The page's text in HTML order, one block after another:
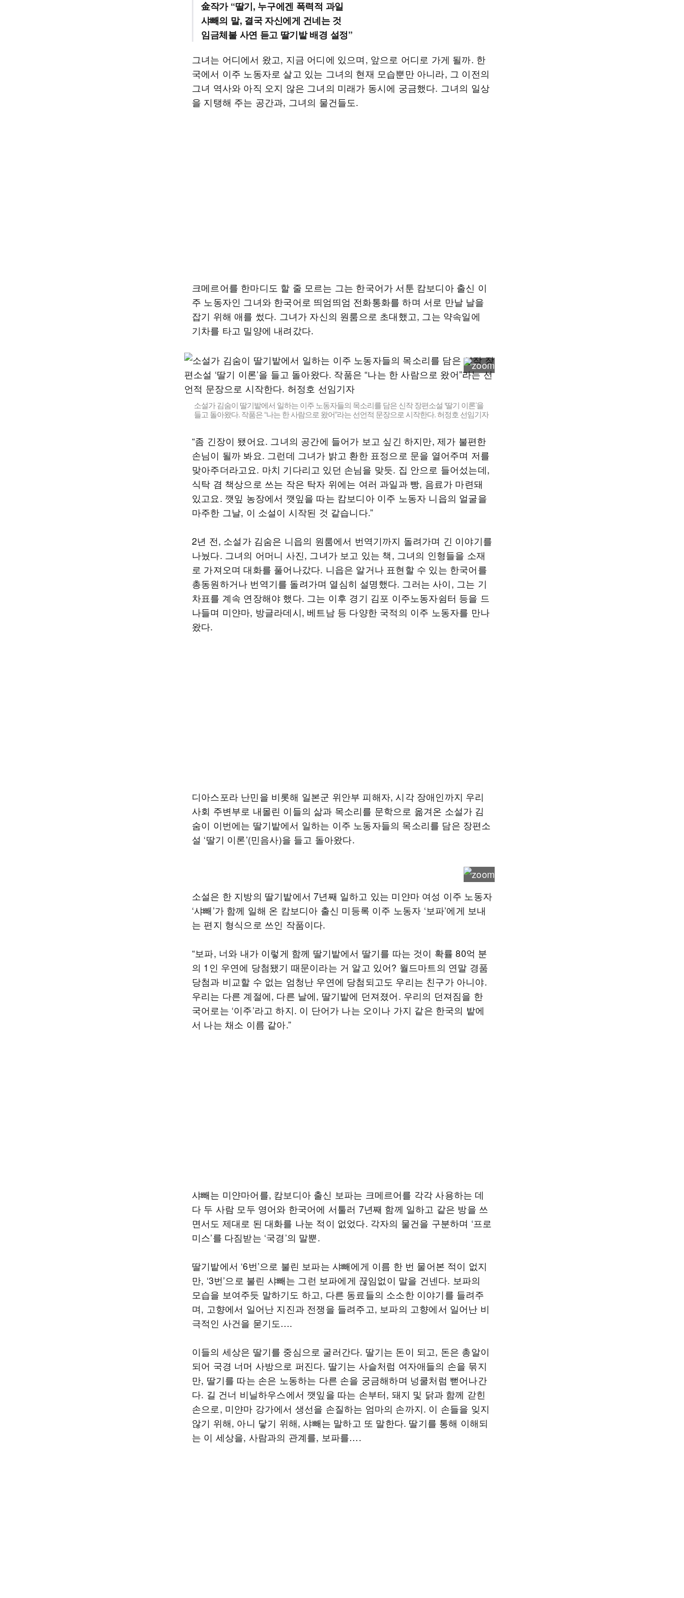
金작가 “딸기, 누구에겐 폭력적 과일
샤빼의 말, 결국 자신에게 건네는 것
임금체불 사연 듣고 딸기밭 배경 설정”
그녀는 어디에서 왔고, 지금 어디에 있으며, 앞으로 어디로 가게 될까. 한
국에서 이주 노동자로 살고 있는 그녀의 현재 모습뿐만 아니라, 그 이전의
그녀 역사와 아직 오지 않은 그녀의 미래가 동시에 궁금했다. 그녀의 일상
을 지탱해 주는 공간과, 그녀의 물건들도.
크메르어를 한마디도 할 줄 모르는 그는 한국어가 서툰 캄보디아 출신 이
주 노동자인 그녀와 한국어로 띄엄띄엄 전화통화를 하며 서로 만날 날을
잡기 위해 애를 썼다. 그녀가 자신의 원룸으로 초대했고, 그는 약속일에
기차를 타고 밀양에 내려갔다.
소설가 김숨이 딸기밭에서 일하는 이주 노동자들의 목소리를 담은 신작 장편소설 ‘딸기 이론’을
들고 돌아왔다. 작품은 “나는 한 사람으로 왔어”라는 선언적 문장으로 시작한다. 허정호 선임기자
“좀 긴장이 됐어요. 그녀의 공간에 들어가 보고 싶긴 하지만, 제가 불편한
손님이 될까 봐요. 그런데 그녀가 밝고 환한 표정으로 문을 열어주며 저를
맞아주더라고요. 마치 기다리고 있던 손님을 맞듯. 집 안으로 들어섰는데,
식탁 겸 책상으로 쓰는 작은 탁자 위에는 여러 과일과 빵, 음료가 마련돼
있고요. 깻잎 농장에서 깻잎을 따는 캄보디아 이주 노동자 니읍의 얼굴을
마주한 그날, 이 소설이 시작된 것 같습니다.”
2년 전, 소설가 김숨은 니읍의 원룸에서 번역기까지 돌려가며 긴 이야기를
나눴다. 그녀의 어머니 사진, 그녀가 보고 있는 책, 그녀의 인형들을 소재
로 가져오며 대화를 풀어나갔다. 니읍은 알거나 표현할 수 있는 한국어를
총동원하거나 번역기를 돌려가며 열심히 설명했다. 그러는 사이, 그는 기
차표를 계속 연장해야 했다. 그는 이후 경기 김포 이주노동자쉼터 등을 드
나들며 미얀마, 방글라데시, 베트남 등 다양한 국적의 이주 노동자를 만나
왔다.
디아스포라 난민을 비롯해 일본군 위안부 피해자, 시각 장애인까지 우리
사회 주변부로 내몰린 이들의 삶과 목소리를 문학으로 옮겨온 소설가 김
숨이 이번에는 딸기밭에서 일하는 이주 노동자들의 목소리를 담은 장편소
설 ‘딸기 이론’(민음사)을 들고 돌아왔다.
소설은 한 지방의 딸기밭에서 7년째 일하고 있는 미얀마 여성 이주 노동자
‘샤빼’가 함께 일해 온 캄보디아 출신 미등록 이주 노동자 ‘보파’에게 보내
는 편지 형식으로 쓰인 작품이다.
“보파, 너와 내가 이렇게 함께 딸기밭에서 딸기를 따는 것이 확률 80억 분
의 1인 우연에 당첨됐기 때문이라는 거 알고 있어? 월드마트의 연말 경품
당첨과 비교할 수 없는 엄청난 우연에 당첨되고도 우리는 친구가 아니야.
우리는 다른 계절에, 다른 날에, 딸기밭에 던져졌어. 우리의 던져짐을 한
국어로는 ‘이주’라고 하지. 이 단어가 나는 오이나 가지 같은 한국의 밭에
서 나는 채소 이름 같아.”
샤빼는 미얀마어를, 캄보디아 출신 보파는 크메르어를 각각 사용하는 데
다 두 사람 모두 영어와 한국어에 서툴러 7년째 함께 일하고 같은 방을 쓰
면서도 제대로 된 대화를 나눈 적이 없었다. 각자의 물건을 구분하며 ‘프로
미스’를 다짐받는 ‘국경’의 말뿐.
딸기밭에서 ‘6번’으로 불린 보파는 샤빼에게 이름 한 번 물어본 적이 없지
만, ‘3번’으로 불린 샤빼는 그런 보파에게 끊임없이 말을 건넨다. 보파의
모습을 보여주듯 말하기도 하고, 다른 동료들의 소소한 이야기를 들려주
며, 고향에서 일어난 지진과 전쟁을 들려주고, 보파의 고향에서 일어난 비
극적인 사건을 묻기도….
이들의 세상은 딸기를 중심으로 굴러간다. 딸기는 돈이 되고, 돈은 총알이
되어 국경 너머 사방으로 퍼진다. 딸기는 사슬처럼 여자애들의 손을 묶지
만, 딸기를 따는 손은 노동하는 다른 손을 궁금해하며 넝쿨처럼 뻗어나간
다. 길 건너 비닐하우스에서 깻잎을 따는 손부터, 돼지 및 닭과 함께 갇힌
손으로, 미얀마 강가에서 생선을 손질하는 엄마의 손까지. 이 손들을 잊지
않기 위해, 아니 닿기 위해, 샤빼는 말하고 또 말한다. 딸기를 통해 이해되
는 이 세상을, 사람과의 관계를, 보파를….